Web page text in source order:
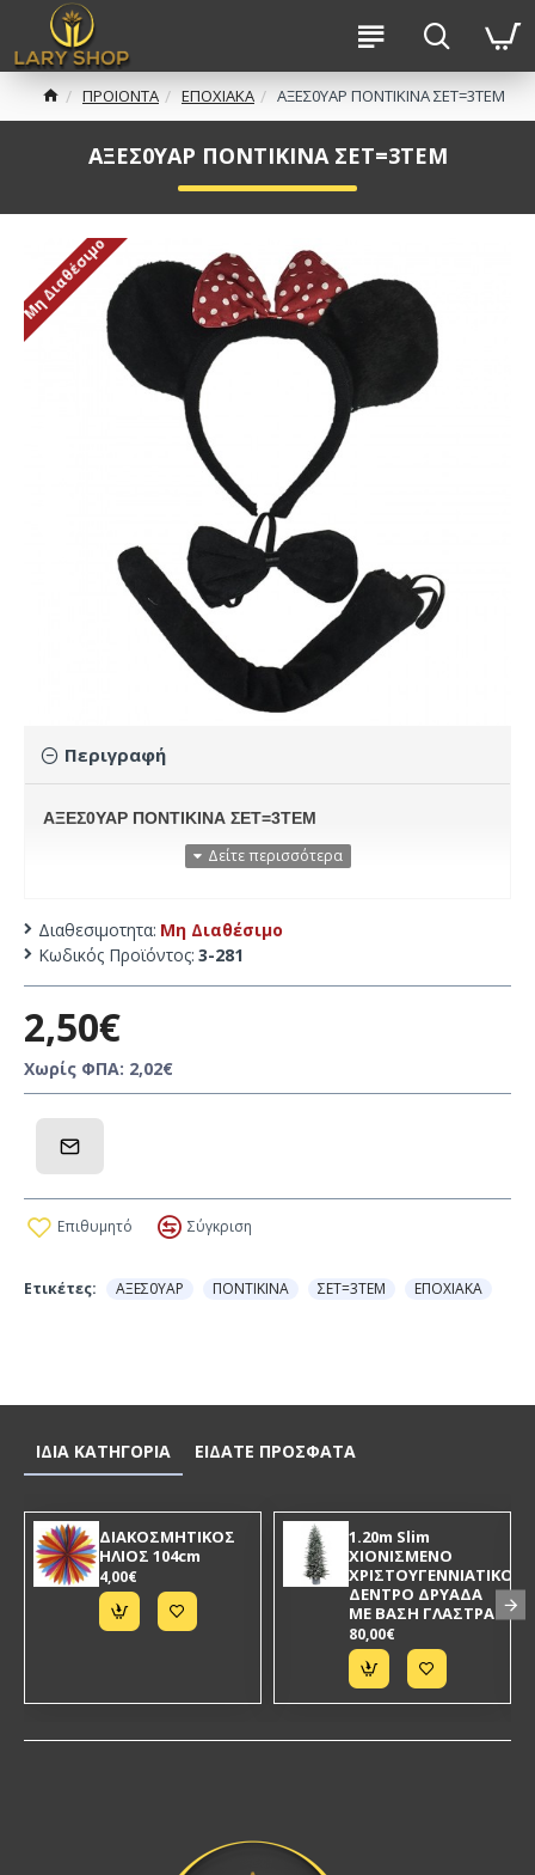
ΠΡΟΙΟΝΤΑ ΕΠΟΧΙΑΚΑ ΑΞΕΣ0ΥΑΡ ΠΟΝΤΙΚΙΝΑ ΣΕΤ=3ΤΕΜ
ΑΞΕΣ0ΥΑΡ ΠΟΝΤΙΚΙΝΑ ΣΕΤ=3ΤΕΜ
Μη Διαθέσιμο
Περιγραφή
ΑΞΕΣ0ΥΑΡ ΠΟΝΤΙΚΙΝΑ ΣΕΤ=3ΤΕΜ
Διαθεσιμοτητα: Μη Διαθέσιμο
Κωδικός Προϊόντος: 3-281
2,50€
Χωρίς ΦΠΑ: 2,02€
Επιθυμητό Σύγκριση
Ετικέτες: ΑΞΕΣ0ΥΑΡ ΠΟΝΤΙΚΙΝΑ ΣΕΤ=3ΤΕΜ ΕΠΟΧΙΑΚΑ
ΙΔΙΑ ΚΑΤΗΓΟΡΙΑ ΕΙΔΑΤΕ ΠΡΟΣΦΑΤΑ
ΔΙΑΚΟΣΜΗΤΙΚΟΣ
ΗΛΙΟΣ 104cm
4,00€
1.20m Slim
ΧΙΟΝΙΣΜΕΝΟ
ΧΡΙΣΤΟΥΓΕΝΝΙΑΤΙΚΟ
ΔΕΝΤΡΟ ΔΡΥΑΔΑ
ΜΕ ΒΑΣΗ ΓΛΑΣΤΡΑ
80,00€